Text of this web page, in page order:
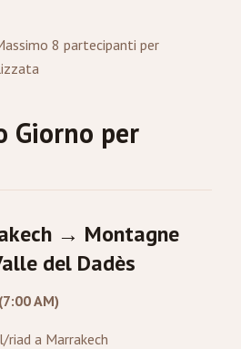
8 partecipanti per
Giorno per
→ Montagne
del Dadès
AM)
a Marrakech